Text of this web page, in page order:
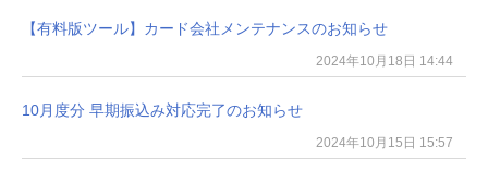
【有料版ツール】カード会社メンテナンスのお知らせ
2024年10月18日 14:44
10月度分 早期振込み対応完了のお知らせ
2024年10月15日 15:57